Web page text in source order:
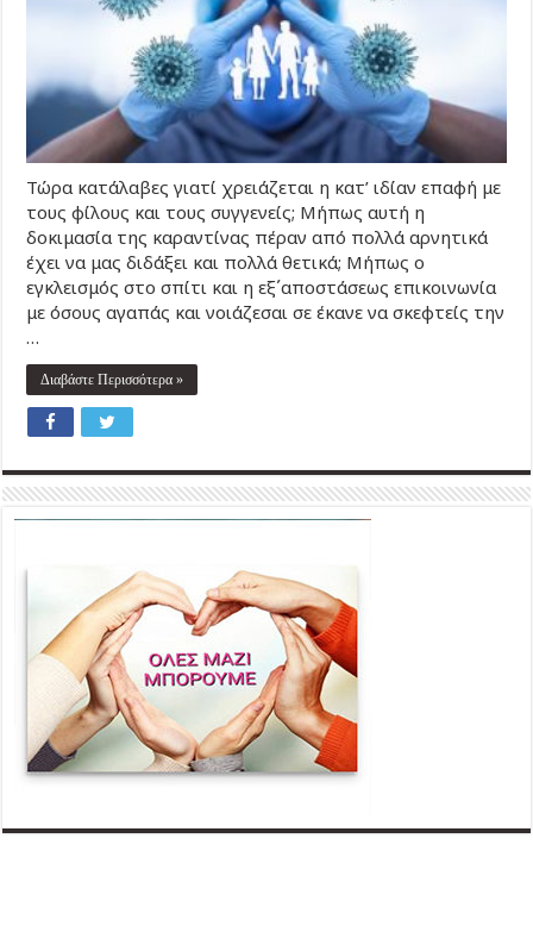
Τώρα κατάλαβες γιατί χρειάζεται η κατ’ ιδίαν επαφή με
τους φίλους και τους συγγενείς; Μήπως αυτή η
δοκιμασία της καραντίνας πέραν από πολλά αρνητικά
έχει να μας διδάξει και πολλά θετικά; Μήπως ο
εγκλεισμός στο σπίτι και η εξ΄αποστάσεως επικοινωνία
με όσους αγαπάς και νοιάζεσαι σε έκανε να σκεφτείς την
…
Διαβάστε Περισσότερα »